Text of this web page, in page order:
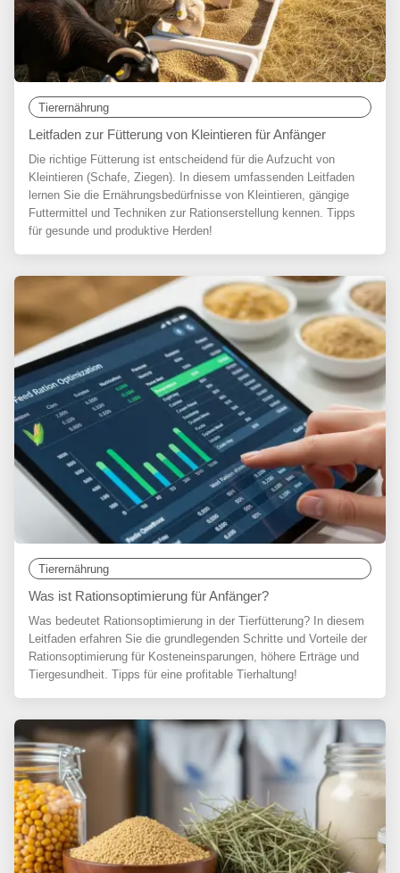
Tierernährung
Leitfaden zur Fütterung von Kleintieren für Anfänger
Die richtige Fütterung ist entscheidend für die Aufzucht von
Kleintieren (Schafe, Ziegen). In diesem umfassenden Leitfaden
lernen Sie die Ernährungsbedürfnisse von Kleintieren, gängige
Futtermittel und Techniken zur Rationserstellung kennen. Tipps
für gesunde und produktive Herden!
Tierernährung
Was ist Rationsoptimierung für Anfänger?
Was bedeutet Rationsoptimierung in der Tierfütterung? In diesem
Leitfaden erfahren Sie die grundlegenden Schritte und Vorteile der
Rationsoptimierung für Kosteneinsparungen, höhere Erträge und
Tiergesundheit. Tipps für eine profitable Tierhaltung!